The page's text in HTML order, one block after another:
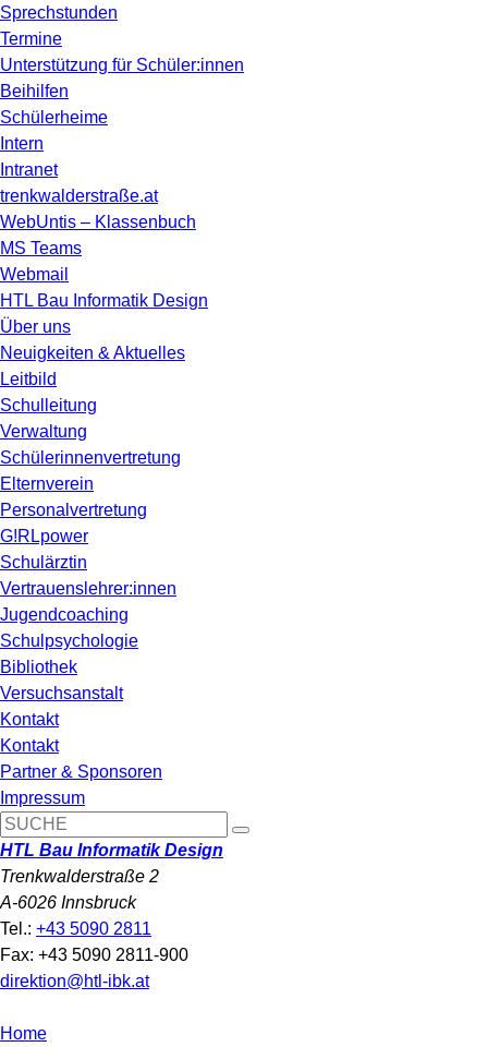
Sprechstunden
Termine
Unterstützung für Schüler:innen
Beihilfen
Schülerheime
Intern
Intranet
trenkwalderstraße.at
WebUntis – Klassenbuch
MS Teams
Webmail
HTL Bau Informatik Design
Über uns
Neuigkeiten & Aktuelles
Leitbild
Schulleitung
Verwaltung
Schülerinnenvertretung
Elternverein
Personalvertretung
G!RLpower
Schulärztin
Vertrauenslehrer:innen
Jugendcoaching
Schulpsychologie
Bibliothek
Versuchsanstalt
Kontakt
Kontakt
Partner & Sponsoren
Impressum
HTL Bau Informatik Design
Trenkwalderstraße 2
A-6026 Innsbruck
Tel.: +43 5090 2811
Fax: +43 5090 2811-900
direktion@htl-ibk.at
Home